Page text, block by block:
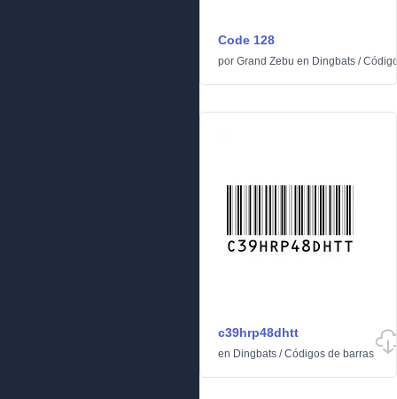
Code 128
por Grand Zebu en Dingbats /
c39hrp48dhtt
en Dingbats /Códigos de barras